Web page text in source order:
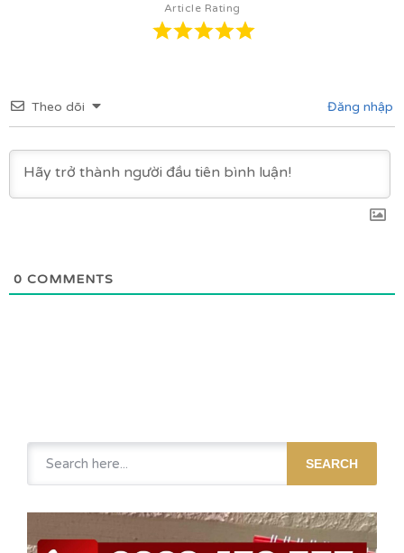
Article Rating
Theo dõi Đăng nhập
0 COMMENTS
SEARCH